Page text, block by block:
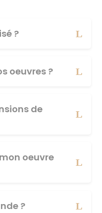
?
oeuvres ?
de
oeuvre
?